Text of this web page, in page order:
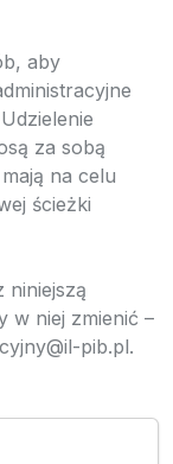
aby
za sobą
na celu
ścieżki
niniejszą
w niej zmienić –
pib.pl.